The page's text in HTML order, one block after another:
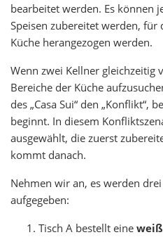
bearbeitet werden. Es können
Speisen zubereitet werden, für
Küche herangezogen werden.
Wenn zwei Kellner gleichzeitig
Bereiche der Küche
des „Casa Sui“ den „Konflikt“,
beginnt. In diesem
ausgewählt, die zuerst
kommt danach.
Nehmen wir an, es werden
aufgegeben:
Tisch A bestellt eine